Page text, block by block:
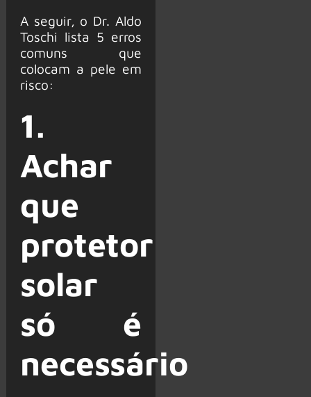
A seguir, o Dr. Aldo
Toschi lista 5 erros
comuns que
colocam a pele em
risco:
1.
Achar
que
protetor
solar
só é
necessário